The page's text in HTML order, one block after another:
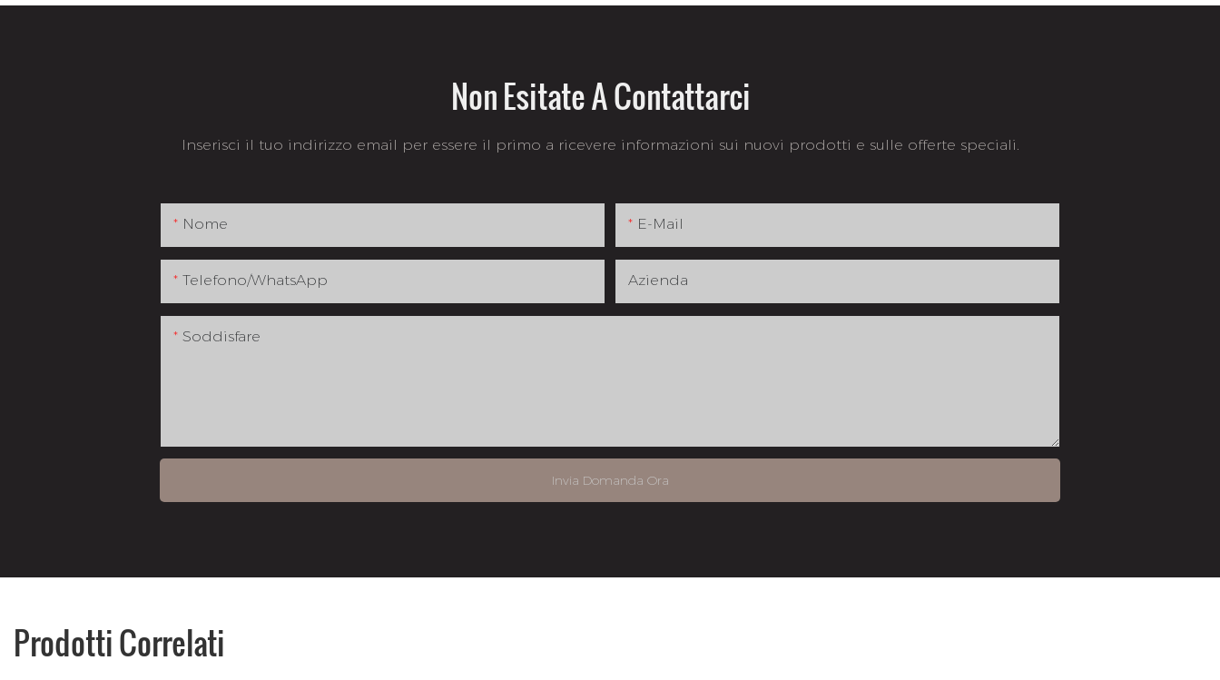
Non Esitate A Contattarci
Inserisci il tuo indirizzo email per essere il primo a ricevere informazioni sui nuovi prodotti e sulle offerte speciali.
Nome E-Mail
Telefono/WhatsApp Azienda
Soddisfare
Invia Domanda Ora
Prodotti Correlati